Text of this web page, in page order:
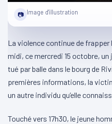
📷 Image d'illustration
La violence continue de frapper
midi, ce mercredi 15 octobre, un
tué par balle dans le bourg de
premières informations, la
un autre individu qu’elle
Touché vers 17h30, le jeune